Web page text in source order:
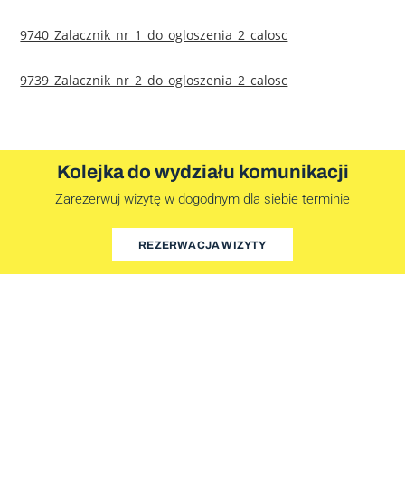
9740_Zalacznik_nr_1_do_ogloszenia_2_calosc
9739_Zalacznik_nr_2_do_ogloszenia_2_calosc
Kolejka do wydziału komunikacji
Zarezerwuj wizytę w dogodnym dla siebie terminie
REZERWACJA WIZYTY